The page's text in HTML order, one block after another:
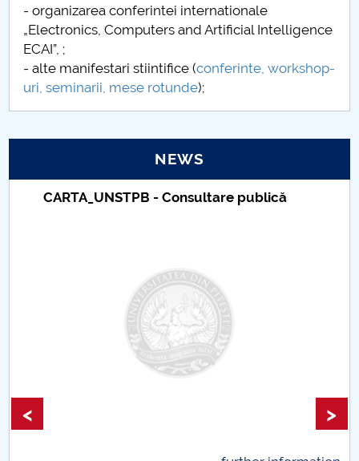
Ghiduri pentru STUDENȚI
Public relations
International Relations
UPIT for the community
IOSUD/CSUD – PhD studies
Comisie de etica unversitară
Evenimente CUP
- organizarea conferintei internationale
„Electronics, Computers and Artificial Intelligence
ECAI”, ;
- alte manifestari stiintifice (conferinte, workshop-
uri, seminarii, mese rotunde);
NEWS
CARTA_UNSTPB - Consultare publică
< >